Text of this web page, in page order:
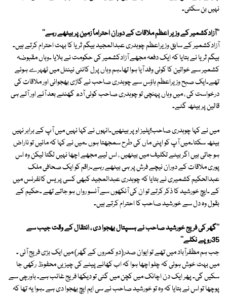
نہیں بن سکتی۔
''آزادکشمیر کے وزیر اعظم ملاقات کے دوران احتراماً زمین پر بیٹھے رہے''
آزادکشمیر کے سابق وزیراعظم چوہدری عبدالمجید بیگم ثریا کا بہت احترام کرتے ہیں۔
بیگم ثریا نے بتایا کہ ایک دفعہ مجھے آزادکشمیر کی حکومت نے بلایا ۔وہاں مقبوضہ
کشمیر سے خواتین کا کوئی وفد آیا ہوا تھا۔ہم وہاں پرل کانٹی نینٹل میں ٹھہرے ہوئے
تھے۔ایک صبح وزیراعظم ہاؤس سے چوہدری صاحب نے گاڑی بھجوائی اور ملاقات کی
درخواست کی ، میں وہاں پہنچی تو چوہدری صاحب کوئی آدھ گھنٹے بعد آئے اور آتے ہی
قالین پر بیٹھ گئے۔
میں نے کہا چوہدری صاحب!پلیز اوپر بیٹھیں۔انہوں نے کہا نہیں میں آپ کے برابر نہیں
بیٹھ سکتا۔میں آپ کو اپنی ماں کی طرح سمجھتا ہوں ۔میں نے کہا کہ مائیں تو ناراض
ہو جاتی ہیں اگر بیٹے تکلیف میں بیٹھیں ، اس لیے مجھے اچھا نہیں لگتا لیکن وہ اس
پوری ملاقات کے دوران نیچے فرش پر ہی بیٹھے رہے۔راقم کو ایک صحافی ملک
عبدالحکیم کشمیری نے بتایا کہ چوہدری عبدالمجید کبھی کسی پریس کانفرنس میں
کے ۔ایچ خورشید کا ذکر کرتے تو ان کی آنکھوں سے آنسو رواں ہو جاتے تھے ۔حکیم کے
بقول وہ دل سے خورشید صاحب کا احترام کرتے ہیں۔
''گھر کی فریج خورشید صاحب نے ہسپتال بھجوا دی ، انتقال کے وقت جیب سے
35روپے نکلے''
جب ہم مظفرآباد میں تھے تو ایوان صدر(دو کمروں کے گھر) میں ایک بڑی فریج آئی ۔
میں بہت خوش ہوئی کہ چلو اچھا ہوا کہ اب کھانے پینے کی چیزیں محفوظ رکھی جا
سکیں گی۔ پھر ایک دن اچانک میں کچن میں گئی تو دیکھا فریج غائب ہے۔ باورچی سے
پوچھا تو اس نے بتایا کہ وہ تو خورشید صاحب نے سی ایم ایچ بھجوا دی ہے ۔ہوا یہ تھا کہ